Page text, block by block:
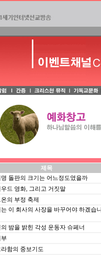
제목
돌판의 크기는 어느정도였을까
우드 영화, 그리고 거짓말
의 부정 축제
이 회사의 사장을 바꾸어야 하겠습니
의 밤을 밝힌 각성 운동자 슈페너
라함의 중보기도